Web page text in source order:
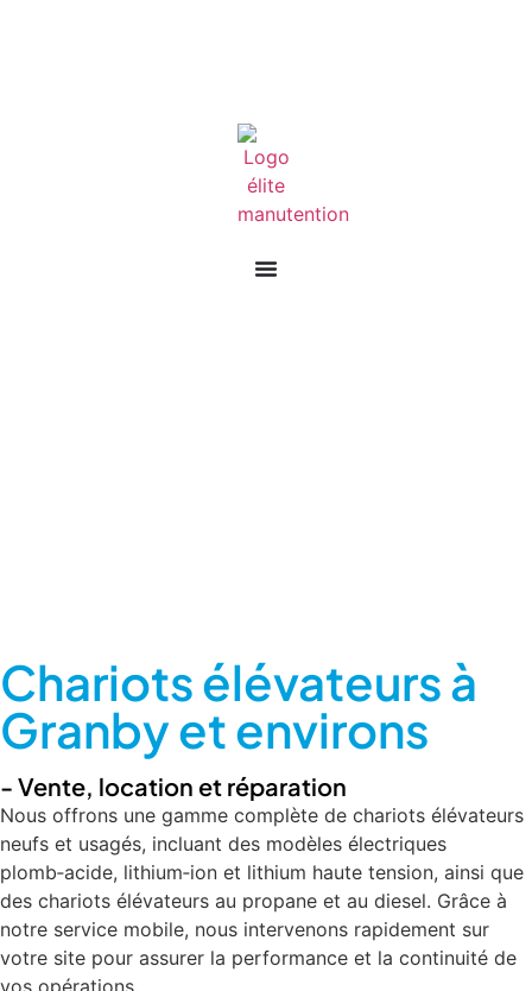
Chariots élévateurs à
Granby et environs
- Vente, location et réparation
Nous offrons une gamme complète de chariots élévateurs
neufs et usagés, incluant des modèles électriques
plomb‑acide, lithium‑ion et lithium haute tension, ainsi que
des chariots élévateurs au propane et au diesel. Grâce à
notre service mobile, nous intervenons rapidement sur
votre site pour assurer la performance et la continuité de
vos opérations.